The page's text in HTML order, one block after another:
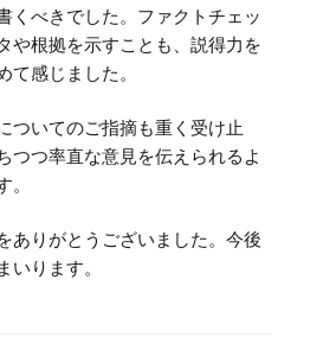
くべきでした。ファクトチェッ
や根拠を示すことも、説得力を
感じました。
ついてのご指摘も重く受け止
つつ率直な意見を伝えられるよ
ありがとうございました。今後
ります。